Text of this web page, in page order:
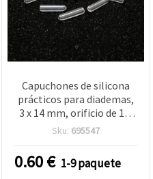
Capuchones de silicona
prácticos para diademas,
3 x 14 mm, orificio de 1,5
mm – Pack de 20
Sku: 695547
0.60€ 1-9 paquete